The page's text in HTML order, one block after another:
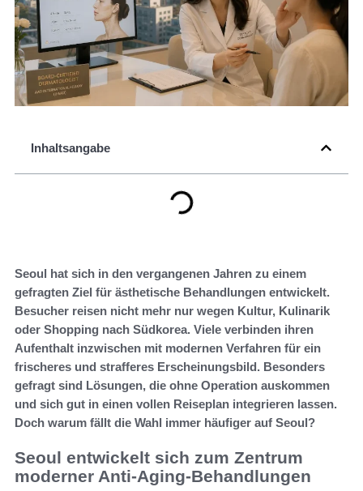
Inhaltsangabe
Seoul hat sich in den vergangenen Jahren zu einem
gefragten Ziel für ästhetische Behandlungen entwickelt.
Besucher reisen nicht mehr nur wegen Kultur, Kulinarik
oder Shopping nach Südkorea. Viele verbinden ihren
Aufenthalt inzwischen mit modernen Verfahren für ein
frischeres und strafferes Erscheinungsbild. Besonders
gefragt sind Lösungen, die ohne Operation auskommen
und sich gut in einen vollen Reiseplan integrieren lassen.
Doch warum fällt die Wahl immer häufiger auf Seoul?
Seoul entwickelt sich zum Zentrum
moderner Anti-Aging-Behandlungen